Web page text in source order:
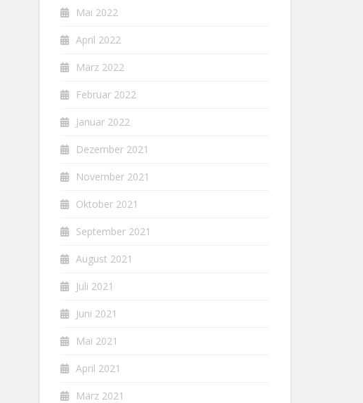
Mai 2022
April 2022
März 2022
Februar 2022
Januar 2022
Dezember 2021
November 2021
Oktober 2021
September 2021
August 2021
Juli 2021
Juni 2021
Mai 2021
April 2021
März 2021